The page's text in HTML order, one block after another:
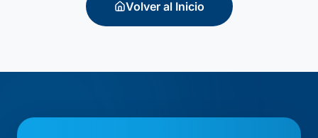
Volver al Inicio